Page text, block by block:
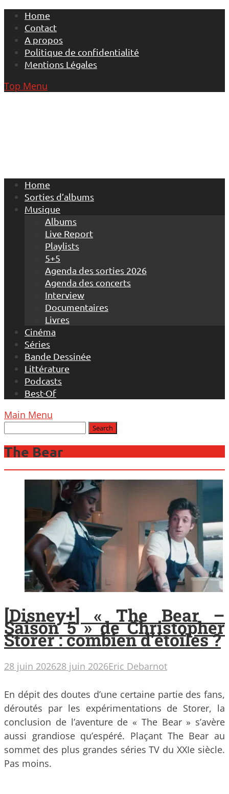
Skip
content
Home
Contact
A propos
Politique de confidentialité
Mentions Légales
Top Menu
Home
Sorties d’albums
Musique
Albums
Live Report
Playlists
5+5
Agenda des sorties 2026
Agenda des concerts
Interview
Documentaires
Livres
Cinéma
Séries
Bande Dessinée
Littérature
Podcasts
Best-Of
Main Menu
The Bear
[Disney+] « The Bear –
Saison 5 » de Christopher
Storer : combien d’étoiles ?
28 juin 202628 juin 2026Eric Debarnot
En dépit des doutes d’une certaine partie des fans,
déroutés par les expérimentations de Storer, la
conclusion de l’aventure de « The Bear » s’avère
aussi grandiose qu’espéré. Plaçant The Bear au
sommet des plus grandes séries TV du XXIe siècle.
Pas moins.